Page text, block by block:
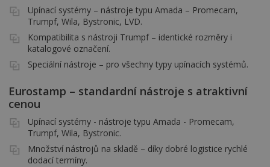
Upínací systémy – nástroje typu Amada – Promecam,
Trumpf, Wila, Bystronic, LVD.
Kompatibilita s nástroji Trumpf – identické rozměry i
katalogové označení.
Speciální nástroje – pro všechny typy upínacích systémů.
Eurostamp – standardní nástroje s atraktivní
cenou
Upínací systémy - nástroje typu Amada - Promecam,
Trumpf, Wila, Bystronic.
Množství nástrojů na skladě – díky dobré logistice rychlé
dodací termíny.